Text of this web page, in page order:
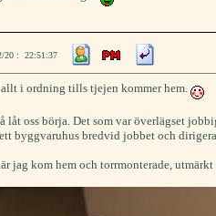
20 : 22:51:37
i ordning tills tjejen kommer hem.
låt oss börja. Det som var överlägset
byggvaruhus bredvid jobbet och
jag kom hem och torrmonterade,